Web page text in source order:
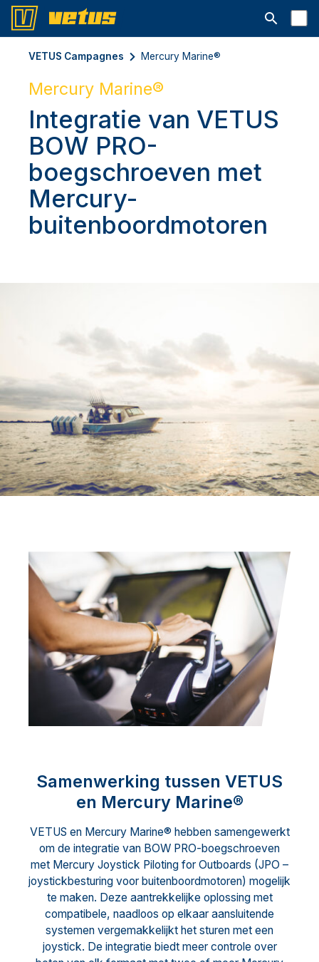
Open
VETUS Campagnes Mercury Marine®
Mercury Marine®
Integratie van VETUS
BOW PRO-
boegschroeven met
Mercury-
buitenboordmotoren
Samenwerking tussen VETUS
en Mercury Marine®
VETUS en Mercury Marine® hebben samengewerkt
om de integratie van BOW PRO-boegschroeven
met Mercury Joystick Piloting for Outboards (JPO –
joystickbesturing voor buitenboordmotoren) mogelijk
te maken. Deze aantrekkelijke oplossing met
compatibele, naadloos op elkaar aansluitende
systemen vergemakkelijkt het sturen met een
joystick. De integratie biedt meer controle over